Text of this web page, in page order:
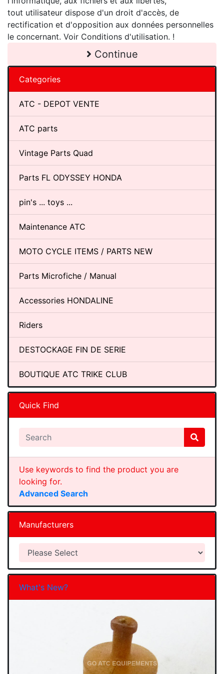
tout utilisateur dispose d'un droit d'accès, de
rectification et d'opposition aux données personnelles
le concernant. Voir Conditions d'utilisation. !
Continue
Categories
ATC - DEPOT VENTE
ATC parts
Vintage Parts Quad
Parts FL ODYSSEY HONDA
pin's ... toys ...
Maintenance ATC
MOTO CYCLE ITEMS / PARTS NEW
Parts Microfiche / Manual
Accessories HONDALINE
Riders
DESTOCKAGE FIN DE SERIE
BOUTIQUE ATC TRIKE CLUB
Quick Find
Use keywords to find the product you are
looking for.
Advanced Search
Manufacturers
What's New?